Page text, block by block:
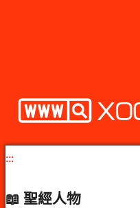
:::
📖 聖經人物